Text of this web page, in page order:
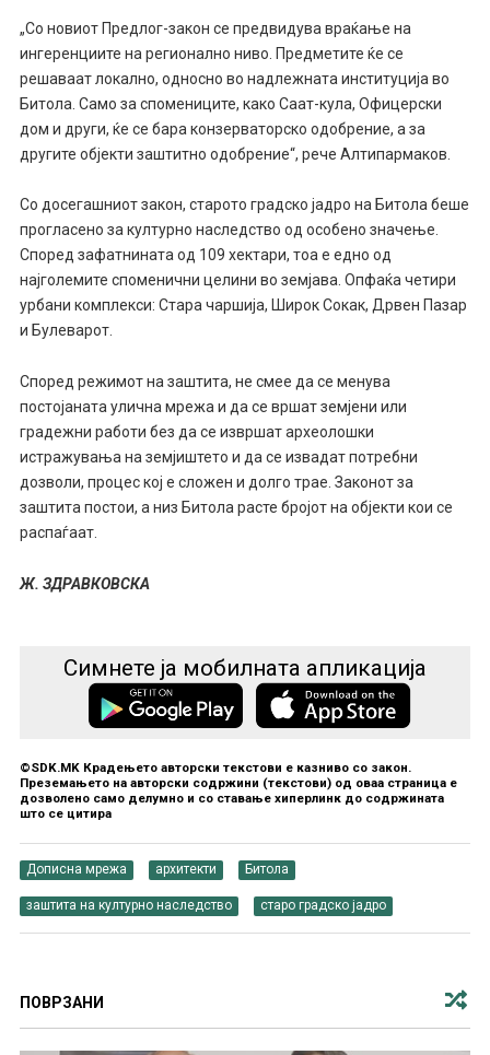
„Со новиот Предлог-закон се предвидува враќање на
ингеренциите на регионално ниво. Предметите ќе се
решаваат локално, односно во надлежната институција во
Битола. Само за спомениците, како Саат-кула, Офицерски
дом и други, ќе се бара конзерваторско одобрение, а за
другите објекти заштитно одобрение“, рече Алтипармаков.
Со досегашниот закон, старото градско јадро на Битола беше
прогласено за културно наследство од особено значење.
Според зафатнината од 109 хектари, тоа е едно од
најголемите споменични целини во земјава. Опфаќа четири
урбани комплекси: Стара чаршија, Широк Сокак, Дрвен Пазар
и Булеварот.
Според режимот на заштита, не смее да се менува
постојаната улична мрежа и да се вршат земјени или
градежни работи без да се извршат археолошки
истражувања на земјиштето и да се извадат потребни
дозволи, процес кој е сложен и долго трае. Законот за
заштита постои, а низ Битола расте бројот на објекти кои се
распаѓаат.
Ж. ЗДРАВКОВСКА
Симнете ја мобилната апликација
©SDK.MK Крадењето авторски текстови е казниво со закон.
Преземањето на авторски содржини (текстови) од оваа страница е
дозволено само делумно и со ставање хиперлинк до содржината
што се цитира
Дописна мрежа архитекти Битола
заштита на културно наследство старо градско јадро
ПОВРЗАНИ